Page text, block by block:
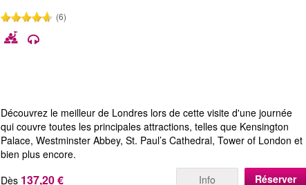
(6)
Découvrez le meilleur de Londres lors de cette visite d'une journée
qui couvre toutes les principales attractions, telles que Kensington
Palace, Westminster Abbey, St. Paul’s Cathedral, Tower of London et
bien plus encore.
Dès 137,20 € Info Réserver